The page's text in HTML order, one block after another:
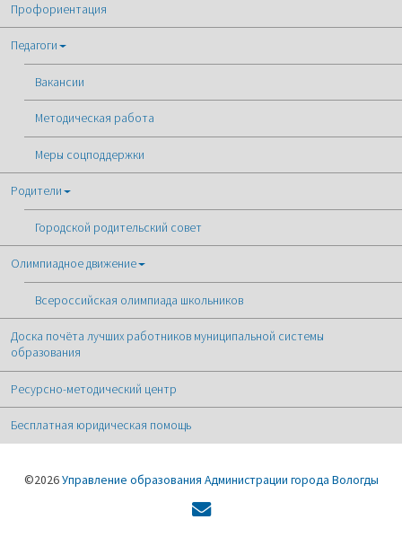
Профориентация
Педагоги
Вакансии
Методическая работа
Меры соцподдержки
Родители
Городской родительский совет
Олимпиадное движение
Всероссийская олимпиада школьников
Доска почёта лучших работников муниципальной системы
образования
Ресурсно-методический центр
Бесплатная юридическая помощь
©2026Управление образования Администрации города Вологды
Форма